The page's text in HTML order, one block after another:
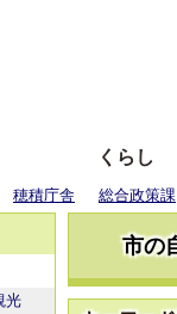
くらし
穂積庁舎 総合政策課
光
市の